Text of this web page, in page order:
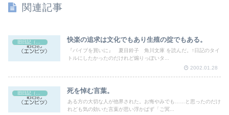
関連記事
旧日記（エンピツ） 快楽の追求は文化でもあり生殖の掟でもある。
『バイブを買いに』 夏目鈴子 角川文庫 を読んだ。↑日記のタイ
トルにしたかったのだけれど煽りっぽいタ...
2002.01.28
旧日記（エンピツ） 死を悼む言葉。
ある方の大切な人が他界された。お悔やみでも……と思ったのだけ
れども気の効いた言葉が思い浮かばず「ご冥...